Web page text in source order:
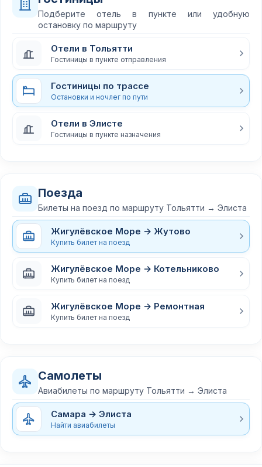
Подберите отель в пункте или удобную
остановку по маршруту
Отели в Тольятти
Гостиницы в пункте отправления
Гостиницы по трассе
Остановки и ночлег по пути
Отели в Элисте
Гостиницы в пункте назначения
Поезда
Билеты на поезд по маршруту Тольятти → Элиста
Жигулёвское Море → Жутово
Купить билет на поезд
Жигулёвское Море → Котельниково
Купить билет на поезд
Жигулёвское Море → Ремонтная
Купить билет на поезд
Самолеты
Авиабилеты по маршруту Тольятти → Элиста
Самара → Элиста
Найти авиабилеты